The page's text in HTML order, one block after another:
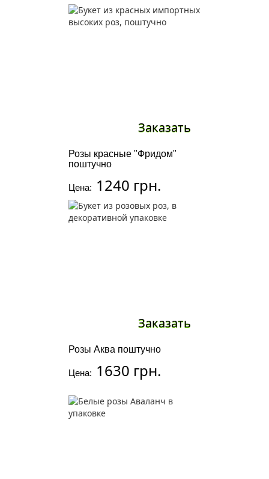
Розы красные "Фридом"
поштучно
Цена: 1240 грн.
Заказать
Розы Аква поштучно
Цена: 1630 грн.
Заказать